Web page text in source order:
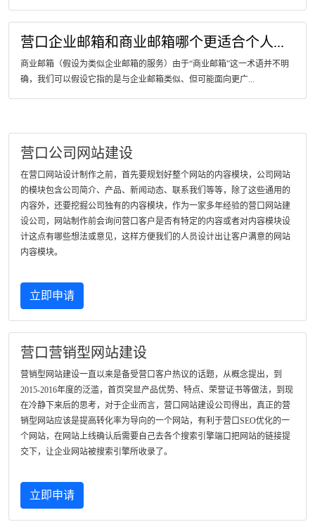
营口企业邮箱和商业邮箱哪个更适合个人...
商业邮箱（假设为类似企业邮箱的服务）由于“商业邮箱”这一术语并不明
确，我们可以假设它指的是与企业邮箱类似、但可能面向更广...
营口公司网站建设
在营口网站设计制作之前，首先要规划好整个网站的内容模块，公司网站
的模块包含公司简介、产品、新闻动态、联系我们等等，除了这些通用的
内容外，还要挖掘公司独有的内容模块，作为一家多年经验的营口网站建
设公司，网站制作前会询问营口客户是否有特定的内容或者对内容模块设
计这点有哪些想法或意见，这样方便我们的人员设计出让客户满意的网站
内容模块。
立即申请
营口营销型网站建设
营销型网站建设一直以来是备受营口客户热议的话题，从概念提出，到
2015-2016年度的泛滥，首页突显产品优势、特点、荣誉证书等做法，到现
在冷静下来后的思考，对于企业而言，营口网站建设公司得出，真正的营
销型网站应该是提高转化率为导向的一个网站，有利于营口SEO优化的一
个网站，在网站上线确认后需要自己去各个搜索引擎端口把网站的链接提
交下，让企业网站被搜索引擎所收录了。
立即申请